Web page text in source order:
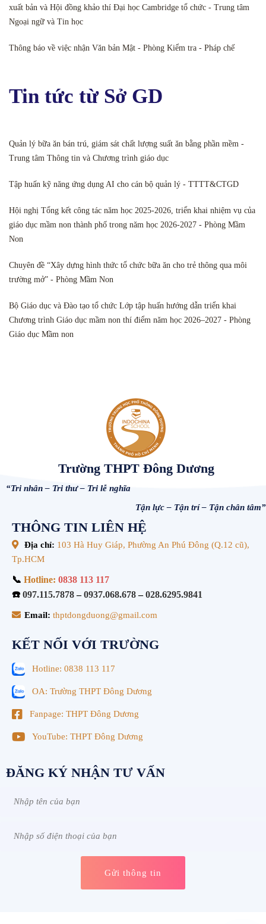
xuất bản và Hội đồng khảo thí Đại học Cambridge tổ chức - Trung tâm
Ngoại ngữ và Tin học
Thông báo về việc nhận Văn bản Mật - Phòng Kiểm tra - Pháp chế
Tin tức từ Sở GD
Quản lý bữa ăn bán trú, giám sát chất lượng suất ăn bằng phần mềm -
Trung tâm Thông tin và Chương trình giáo dục
Tập huấn kỹ năng ứng dụng AI cho cán bộ quản lý - TTTT&CTGD
Hội nghị Tổng kết công tác năm học 2025-2026, triển khai nhiệm vụ của
giáo dục mầm non thành phố trong năm học 2026-2027 - Phòng Mầm
Non
Chuyên đề “Xây dựng hình thức tổ chức bữa ăn cho trẻ thông qua môi
trường mở” - Phòng Mầm Non
Bộ Giáo dục và Đào tạo tổ chức Lớp tập huấn hướng dẫn triển khai
Chương trình Giáo dục mầm non thí điểm năm học 2026–2027 - Phòng
Giáo dục Mầm non
Trường THPT Đông Dương
“Tri nhân – Tri thư – Tri lễ nghĩa
Tận lực – Tận trí – Tận chân tâm”
THÔNG TIN LIÊN HỆ
Địa chỉ: 103 Hà Huy Giáp, Phường An Phú Đông (Q.12 cũ),
Tp.HCM
📞 Hotline: 0838 113 117
☎️ 097.115.7878–0937.068.678–028.6295.9841
Email: thptdongduong@gmail.com
KẾT NỐI VỚI TRƯỜNG
Hotline: 0838 113 117
OA: Trường THPT Đông Dương
Fanpage: THPT Đông Dương
YouTube: THPT Đông Dương
ĐĂNG KÝ NHẬN TƯ VẤN